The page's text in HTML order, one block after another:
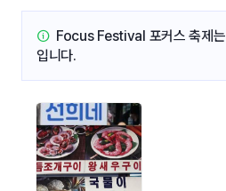
Focus Festival 포커스 축제는
입니다.